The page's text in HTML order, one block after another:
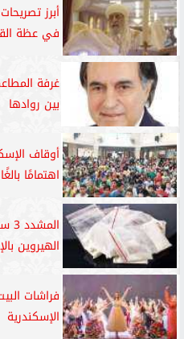
أبرز
في عظة
غرفة
بين روادها
أوقاف
اهتمامًا
الهيروين
فراشات
الإسكندرية